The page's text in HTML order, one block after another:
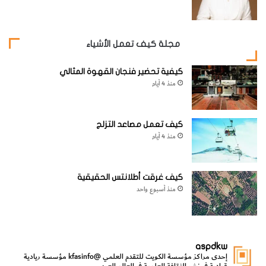
مجلة كيف تعمل الأشياء
كيفية تحضير فنجان القهوة المثالي
منذ 4 أيام
كيف تعمل مصاعد التزلج
منذ 4 أيام
كيف غرقت أطلانتس الحقيقية
منذ أسبوع واحد
aspdkw
إحدى مراكز مؤسسة الكويت للتقدم العلمي@kfasinfo مؤسسة ريادية